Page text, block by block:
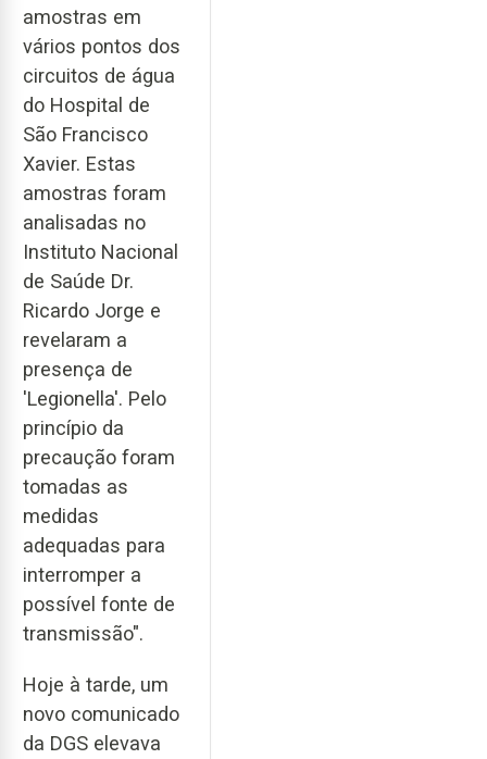
amostras em
vários pontos dos
circuitos de água
do Hospital de
São Francisco
Xavier. Estas
amostras foram
analisadas no
Instituto Nacional
de Saúde Dr.
Ricardo Jorge e
revelaram a
presença de
'Legionella'. Pelo
princípio da
precaução foram
tomadas as
medidas
adequadas para
interromper a
possível fonte de
transmissão".
Hoje à tarde, um
novo comunicado
da DGS elevava